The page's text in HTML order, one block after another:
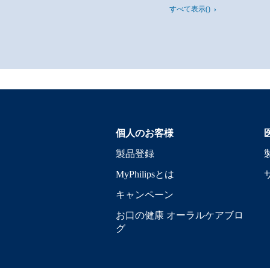
すべて表示()
個人のお客様
製品登録
MyPhilipsとは
キャンペーン
お口の健康 オーラルケアブロ
グ